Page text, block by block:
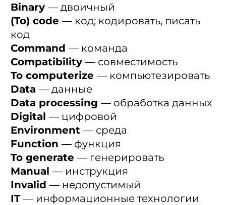
Binary — двоичный
(To) code — код; кодировать, писать
код
Command — команда
Compatibility — совместимость
To computerize — компьютезировать
Data — данные
Data processing — обработка данных
Digital — цифровой
Environment — среда
Function — функция
To generate — генерировать
Manual — инструкция
Invalid — недопустимый
IT — информационные технологии